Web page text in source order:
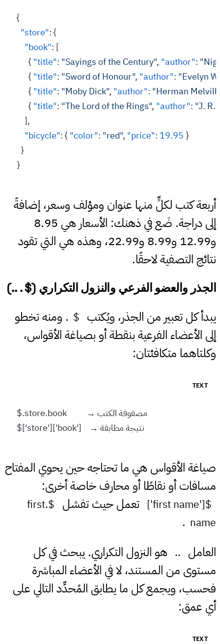
{
  "store"
: {
    "book"
: [
      {
"title": "Sayings of the Century", "author":
      {
"title": "Sword of Honour", "author": "Evelyn
      {
"title": "Moby Dick", "author": "Herman
      {
"title": "The Lord of the Rings", "author": "J. R.
    ],
    "bicycle"
: { "color": "red", "price": 19.95 }
  }
}
أربعة كتب لكلٍّ منها عنوان ومؤلف وسعر، إضافةً
إلى دراجة. ضَع في ذهنك: الأسعار هي 8.95
و12.99 و8.99 و22.99، وهذه هي التي تقود
نتائج التصفية لاحقًا.
#
الجذر والعضو الفرعي والنزول التكراري ($ . ..)
يبدأ كل تعبير من الجذر، ويُكتب $ . ومنه تخطو
إلى الأعضاء الفرعية بنقطة أو بصياغة الأقواس،
وكلتاهما متكافئتان:
TEXT
$.store.book          → مصفوفة الكتب
$['store']['book']    → نتيجة مطابقة
صياغة الأقواس هي ما تحتاجه حين يحوي المفتاح
مسافات أو نقاطًا أو محارف خاصة أخرى:
$['first name'] تعمل حيث تفشل
$.first
name
.
العامل .. هو النزول التكراري. يبحث في كل
مستوى من المستند، لا في الأعضاء المباشرة
فحسب، ويجمع كل ما يطابق المُحدِّد التالي على
أي عمق:
TEXT